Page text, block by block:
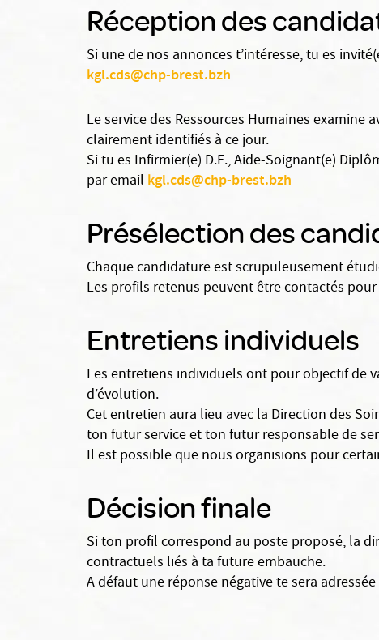
Réception des
Si une de nos annonces t’intéresse, tu es
kgl.cds@chp-brest.bzh
Le service des Ressources Humaines
clairement identifiés à ce jour.
Si tu es Infirmier(e) D.E., Aide-Soignant(e)
par email kgl.cds@chp-brest.bzh
Présélection des
Chaque candidature est scrupuleusement
Les profils retenus peuvent être contactés
Entretiens individuels
Les entretiens individuels ont pour objectif de
d’évolution.
Cet entretien aura lieu avec la Direction des
ton futur service et ton futur responsable de
Il est possible que nous organisions pour
Décision finale
Si ton profil correspond au poste proposé, la
contractuels liés à ta future embauche.
A défaut une réponse négative te sera